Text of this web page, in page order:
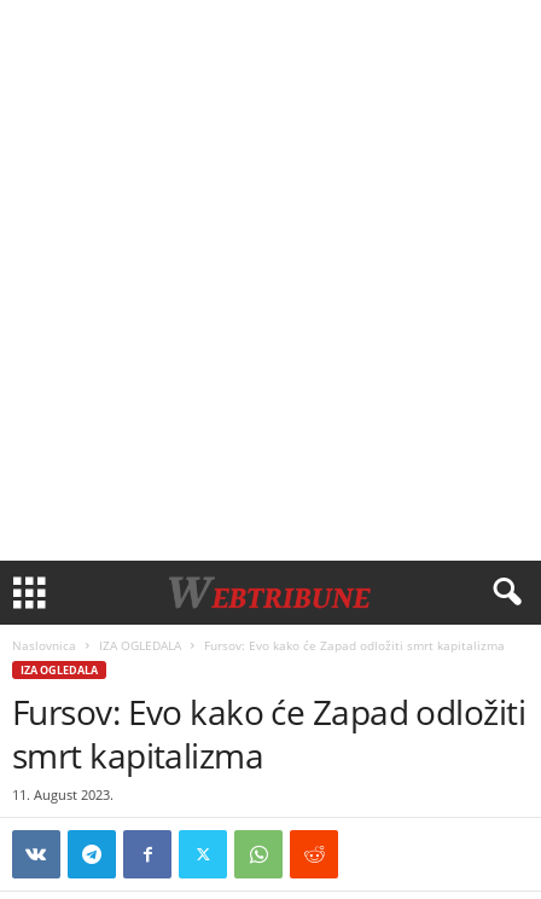
Naslovnica IZA OGLEDALA Fursov: Evo kako će Zapad odložiti smrt kapitalizma
IZA OGLEDALA
Fursov: Evo kako će Zapad odložiti
smrt kapitalizma
11. August 2023.